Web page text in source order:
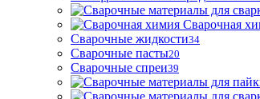
Сварочная
Сварочные жидкости34
Сварочные пасты20
Сварочные спреи39